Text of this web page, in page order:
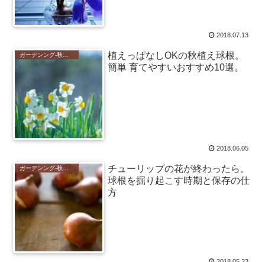
2018.07.13
ガーデンング-秋植えの花-
植えっぱなしOKの秋植え球根。
簡単 育てやすいおすすめ10選。
2018.06.05
ガーデンング-秋植えの花-
チューリップの花が終わったら。
球根を掘り起こす時期と保存の仕
方